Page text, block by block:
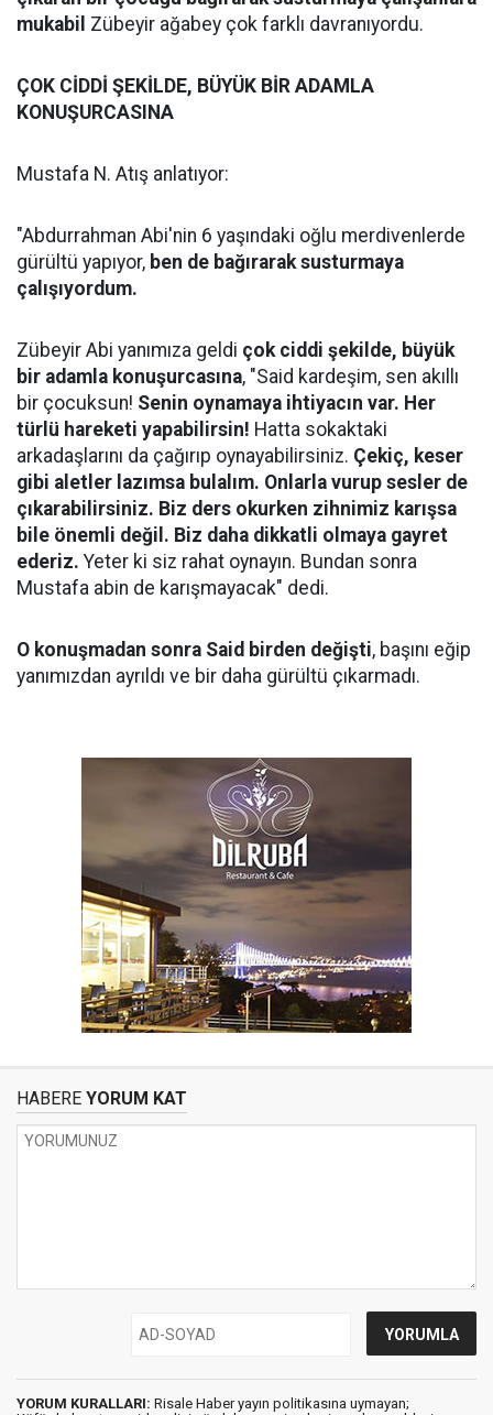
mukabil Zübeyir ağabey çok farklı davranıyordu.
ÇOK CİDDİ ŞEKİLDE, BÜYÜK BİR ADAMLA
KONUŞURCASINA
Mustafa N. Atış anlatıyor:
"Abdurrahman Abi'nin 6 yaşındaki oğlu merdivenlerde
gürültü yapıyor, ben de bağırarak susturmaya
çalışıyordum.
Zübeyir Abi yanımıza geldi çok ciddi şekilde, büyük
bir adamla konuşurcasına, "Said kardeşim, sen akıllı
bir çocuksun! Senin oynamaya ihtiyacın var. Her
türlü hareketi yapabilirsin! Hatta sokaktaki
arkadaşlarını da çağırıp oynayabilirsiniz. Çekiç, keser
gibi aletler lazımsa bulalım. Onlarla vurup sesler de
çıkarabilirsiniz. Biz ders okurken zihnimiz karışsa
bile önemli değil. Biz daha dikkatli olmaya gayret
ederiz. Yeter ki siz rahat oynayın. Bundan sonra
Mustafa abin de karışmayacak" dedi.
O konuşmadan sonra Said birden değişti, başını eğip
yanımızdan ayrıldı ve bir daha gürültü çıkarmadı.
HABERE YORUM KAT
YORUM KURALLARI: Risale Haber yayın politikasına uymayan;